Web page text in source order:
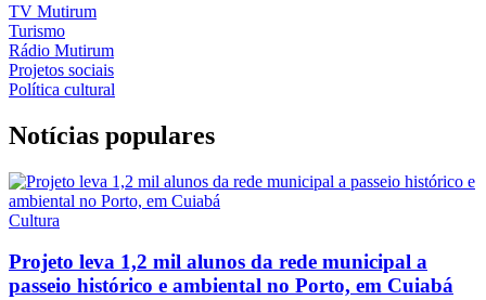
TV Mutirum
Turismo
Rádio Mutirum
Projetos sociais
Política cultural
Notícias populares
Cultura
Projeto leva 1,2 mil alunos da rede municipal a
passeio histórico e ambiental no Porto, em Cuiabá